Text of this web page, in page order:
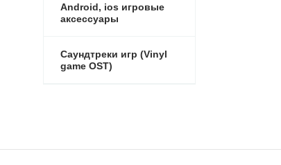
Android, ios игровые
аксессуары
Саундтреки игр (Vinyl
game OST)